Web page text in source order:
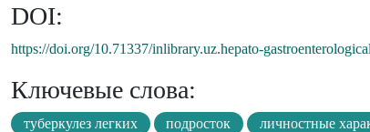
DOI:
https://doi.org/10.71337/inlibrary.uz.hepato-
Ключевые слова:
туберкулез легких подросток личностные